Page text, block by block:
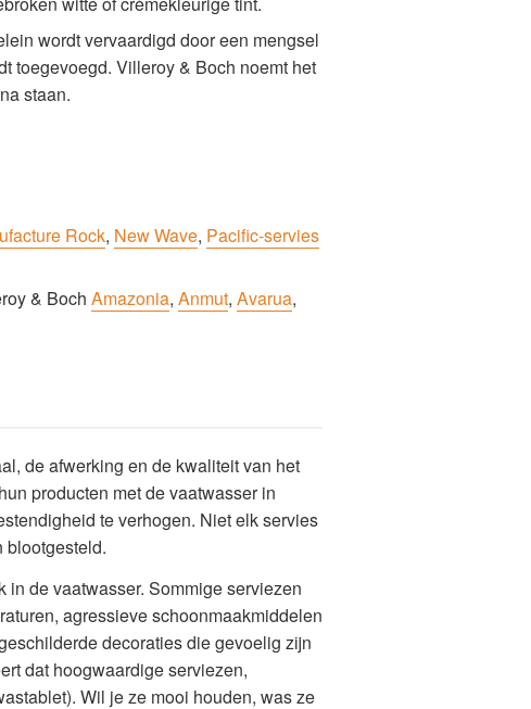
wordt vervaardigd door een mengsel
toegevoegd. Villeroy & Boch noemt het
staan.
Rock, New Wave, Pacific-servies
& Boch Amazonia, Anmut, Avarua,
de afwerking en de kwaliteit van het
producten met de vaatwasser in
te verhogen. Niet elk servies
blootgesteld.
de vaatwasser. Sommige serviezen
agressieve schoonmaakmiddelen
decoraties die gevoelig zijn
dat hoogwaardige serviezen,
Wil je ze mooi houden, was ze